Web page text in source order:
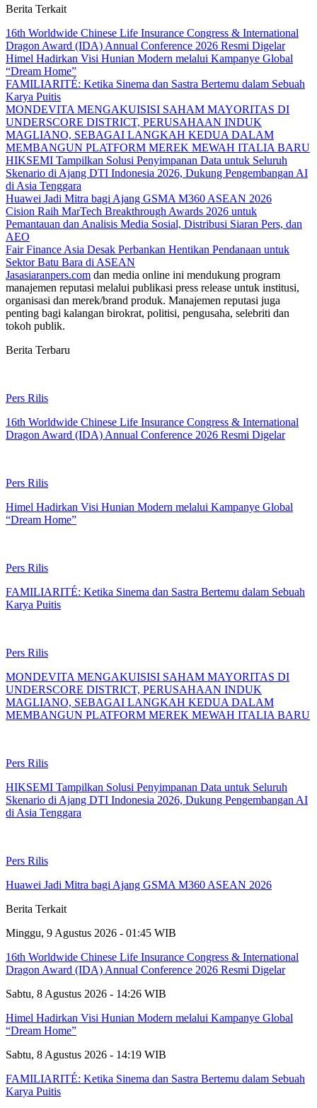
Berita Terkait
16th Worldwide Chinese Life Insurance Congress & International
Dragon Award (IDA) Annual Conference 2026 Resmi Digelar
Himel Hadirkan Visi Hunian Modern melalui Kampanye Global
“Dream Home”
FAMILIARITÉ: Ketika Sinema dan Sastra Bertemu dalam Sebuah
Karya Puitis
MONDEVITA MENGAKUISISI SAHAM MAYORITAS DI
UNDERSCORE DISTRICT, PERUSAHAAN INDUK
MAGLIANO, SEBAGAI LANGKAH KEDUA DALAM
MEMBANGUN PLATFORM MEREK MEWAH ITALIA BARU
HIKSEMI Tampilkan Solusi Penyimpanan Data untuk Seluruh
Skenario di Ajang DTI Indonesia 2026, Dukung Pengembangan AI
di Asia Tenggara
Huawei Jadi Mitra bagi Ajang GSMA M360 ASEAN 2026
Cision Raih MarTech Breakthrough Awards 2026 untuk
Pemantauan dan Analisis Media Sosial, Distribusi Siaran Pers, dan
AEO
Fair Finance Asia Desak Perbankan Hentikan Pendanaan untuk
Sektor Batu Bara di ASEAN
Jasasiaranpers.com dan media online ini mendukung program
manajemen reputasi melalui publikasi press release untuk institusi,
organisasi dan merek/brand produk. Manajemen reputasi juga
penting bagi kalangan birokrat, politisi, pengusaha, selebriti dan
tokoh publik.
Berita Terbaru
Pers Rilis
16th Worldwide Chinese Life Insurance Congress & International
Dragon Award (IDA) Annual Conference 2026 Resmi Digelar
Pers Rilis
Himel Hadirkan Visi Hunian Modern melalui Kampanye Global
“Dream Home”
Pers Rilis
FAMILIARITÉ: Ketika Sinema dan Sastra Bertemu dalam Sebuah
Karya Puitis
Pers Rilis
MONDEVITA MENGAKUISISI SAHAM MAYORITAS DI
UNDERSCORE DISTRICT, PERUSAHAAN INDUK
MAGLIANO, SEBAGAI LANGKAH KEDUA DALAM
MEMBANGUN PLATFORM MEREK MEWAH ITALIA BARU
Pers Rilis
HIKSEMI Tampilkan Solusi Penyimpanan Data untuk Seluruh
Skenario di Ajang DTI Indonesia 2026, Dukung Pengembangan AI
di Asia Tenggara
Pers Rilis
Huawei Jadi Mitra bagi Ajang GSMA M360 ASEAN 2026
Berita Terkait
Minggu, 9 Agustus 2026 - 01:45 WIB
16th Worldwide Chinese Life Insurance Congress & International
Dragon Award (IDA) Annual Conference 2026 Resmi Digelar
Sabtu, 8 Agustus 2026 - 14:26 WIB
Himel Hadirkan Visi Hunian Modern melalui Kampanye Global
“Dream Home”
Sabtu, 8 Agustus 2026 - 14:19 WIB
FAMILIARITÉ: Ketika Sinema dan Sastra Bertemu dalam Sebuah
Karya Puitis